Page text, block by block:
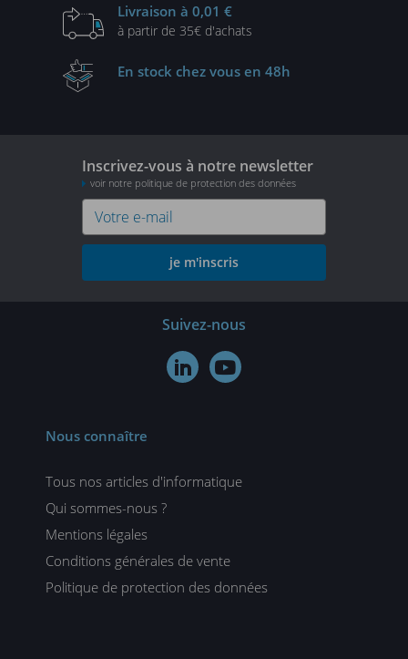
Livraison à 0,01 €
à partir de 35€ d'achats
En stock chez vous en 48h
Inscrivez-vous à notre newsletter
voir notre politique de protection des données
je m'inscris
Suivez-nous
 
Nous connaître
Tous nos articles d'informatique
Qui sommes-nous ?
Mentions légales
Conditions générales de vente
Politique de protection des données